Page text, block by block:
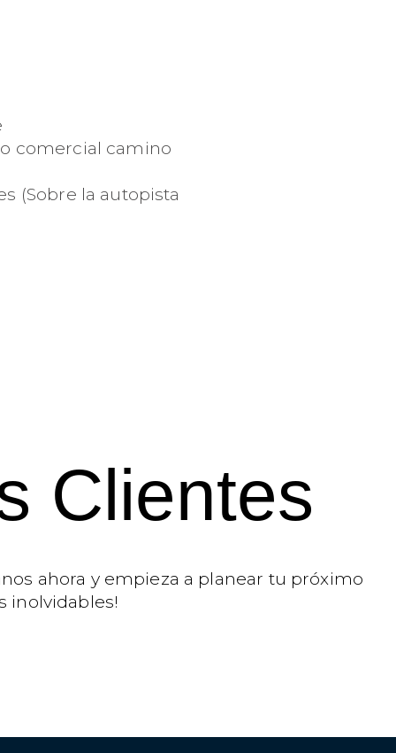
comercial camino
(Sobre la autopista
Clientes
ahora y empieza a planear tu próximo
inolvidables!